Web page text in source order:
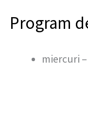
Program
miercuri